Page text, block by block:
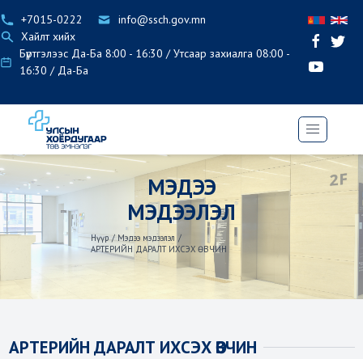
+7015-0222
info@ssch.gov.mn
Хайлт хийх
Бүртгэлээс Да-Ба 8:00 - 16:30 / Утсаар захиалга 08:00 -
16:30 / Да-Ба
МЭДЭЭ
МЭДЭЭЛЭЛ
Нүүр / Мэдээ мэдээлэл /
АРТЕРИЙН ДАРАЛТ ИХСЭХ ӨВЧИН
АРТЕРИЙН ДАРАЛТ ИХСЭХ ӨВЧИН